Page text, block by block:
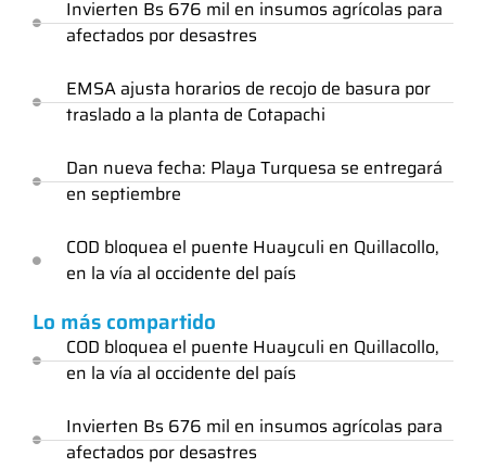
Invierten Bs 676 mil en insumos agrícolas para
afectados por desastres
EMSA ajusta horarios de recojo de basura por
traslado a la planta de Cotapachi
Dan nueva fecha: Playa Turquesa se entregará
en septiembre
COD bloquea el puente Huayculi en Quillacollo,
en la vía al occidente del país
Lo más compartido
COD bloquea el puente Huayculi en Quillacollo,
en la vía al occidente del país
Invierten Bs 676 mil en insumos agrícolas para
afectados por desastres